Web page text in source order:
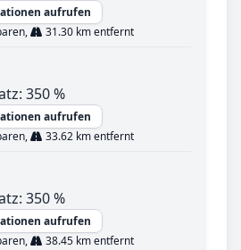
aufrufen
31.30 km entfernt
350 %
aufrufen
33.62 km entfernt
350 %
aufrufen
38.45 km entfernt